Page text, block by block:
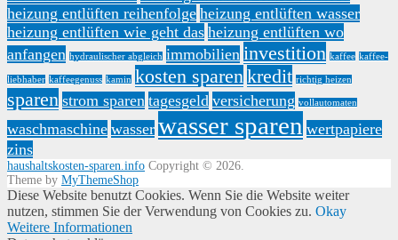
heizung entlüften reihenfolge heizung entlüften wasser
heizung entlüften wie geht das heizung entlüften wo
anfangen hydraulischer abgleich immobilien investition kaffee kaffee-
liebhaber kaffeegenuss kamin kosten sparen kredit richtig heizen
sparen strom sparen tagesgeld versicherung vollautomaten
waschmaschine wasser wasser sparen wertpapiere
zins
haushaltskosten-sparen.info Copyright © 2026.
Theme by MyThemeShop
Diese Website benutzt Cookies. Wenn Sie die Website weiter
nutzen, stimmen Sie der Verwendung von Cookies zu. Okay
Weitere Informationen